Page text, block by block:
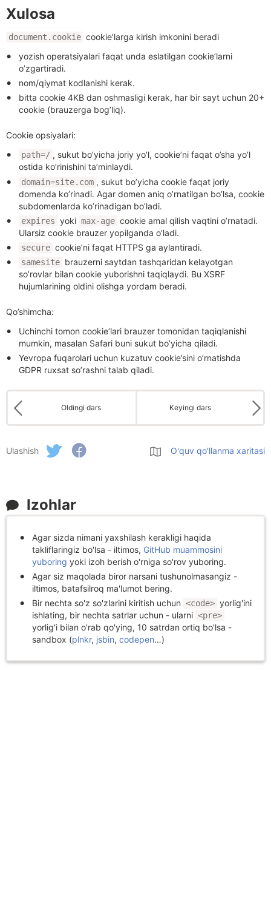
Xulosa
document.cookie cookie’larga kirish imkonini beradi
yozish operatsiyalari faqat unda eslatilgan cookie’larni
o’zgartiradi.
nom/qiymat kodlanishi kerak.
bitta cookie 4KB dan oshmasligi kerak, har bir sayt uchun 20+
cookie (brauzerga bog’liq).
Cookie opsiyalari:
path=/ , sukut bo’yicha joriy yo’l, cookie’ni faqat o’sha yo’l
ostida ko’rinishini ta’minlaydi.
domain=site.com , sukut bo’yicha cookie faqat joriy
domenda ko’rinadi. Agar domen aniq o’rnatilgan bo’lsa, cookie
subdomenlarda ko’rinadigan bo’ladi.
expires yoki max-age cookie amal qilish vaqtini o’rnatadi.
Ularsiz cookie brauzer yopilganda o’ladi.
secure cookie’ni faqat HTTPS ga aylantiradi.
samesite brauzerni saytdan tashqaridan kelayotgan
so’rovlar bilan cookie yuborishni taqiqlaydi. Bu XSRF
hujumlarining oldini olishga yordam beradi.
Qo’shimcha:
Uchinchi tomon cookie’lari brauzer tomonidan taqiqlanishi
mumkin, masalan Safari buni sukut bo’yicha qiladi.
Yevropa fuqarolari uchun kuzatuv cookie’sini o’rnatishda
GDPR ruxsat so’rashni talab qiladi.
Oldingi dars Keyingi dars
Ulashish O'quv qo'llanma xaritasi
Izohlar
Agar sizda nimani yaxshilash kerakligi haqida
takliflaringiz bo'lsa - iltimos, GitHub muammosini
yuboring yoki izoh berish o'rniga so'rov yuboring.
Agar siz maqolada biror narsani tushunolmasangiz -
iltimos, batafsilroq ma'lumot bering.
Bir nechta so'z so'zlarini kiritish uchun <code> yorlig'ini
ishlating, bir nechta satrlar uchun - ularni <pre>
yorlig'i bilan o'rab qo'ying, 10 satrdan ortiq bo'lsa -
sandbox (plnkr, jsbin, codepen…)